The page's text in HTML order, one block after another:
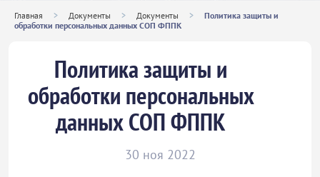
Главная > Документы > Документы >
Политика защиты и
обработки персональных данных СОП ФППК
Политика защиты и
обработки персональных
данных СОП ФППК
30 ноя 2022